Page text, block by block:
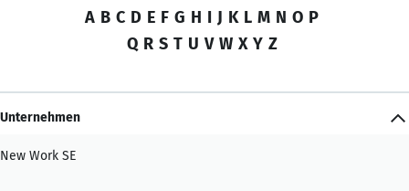
A B C D E F G H I J K L M N O P
Q R S T U V W X Y Z
Unternehmen
New Work SE